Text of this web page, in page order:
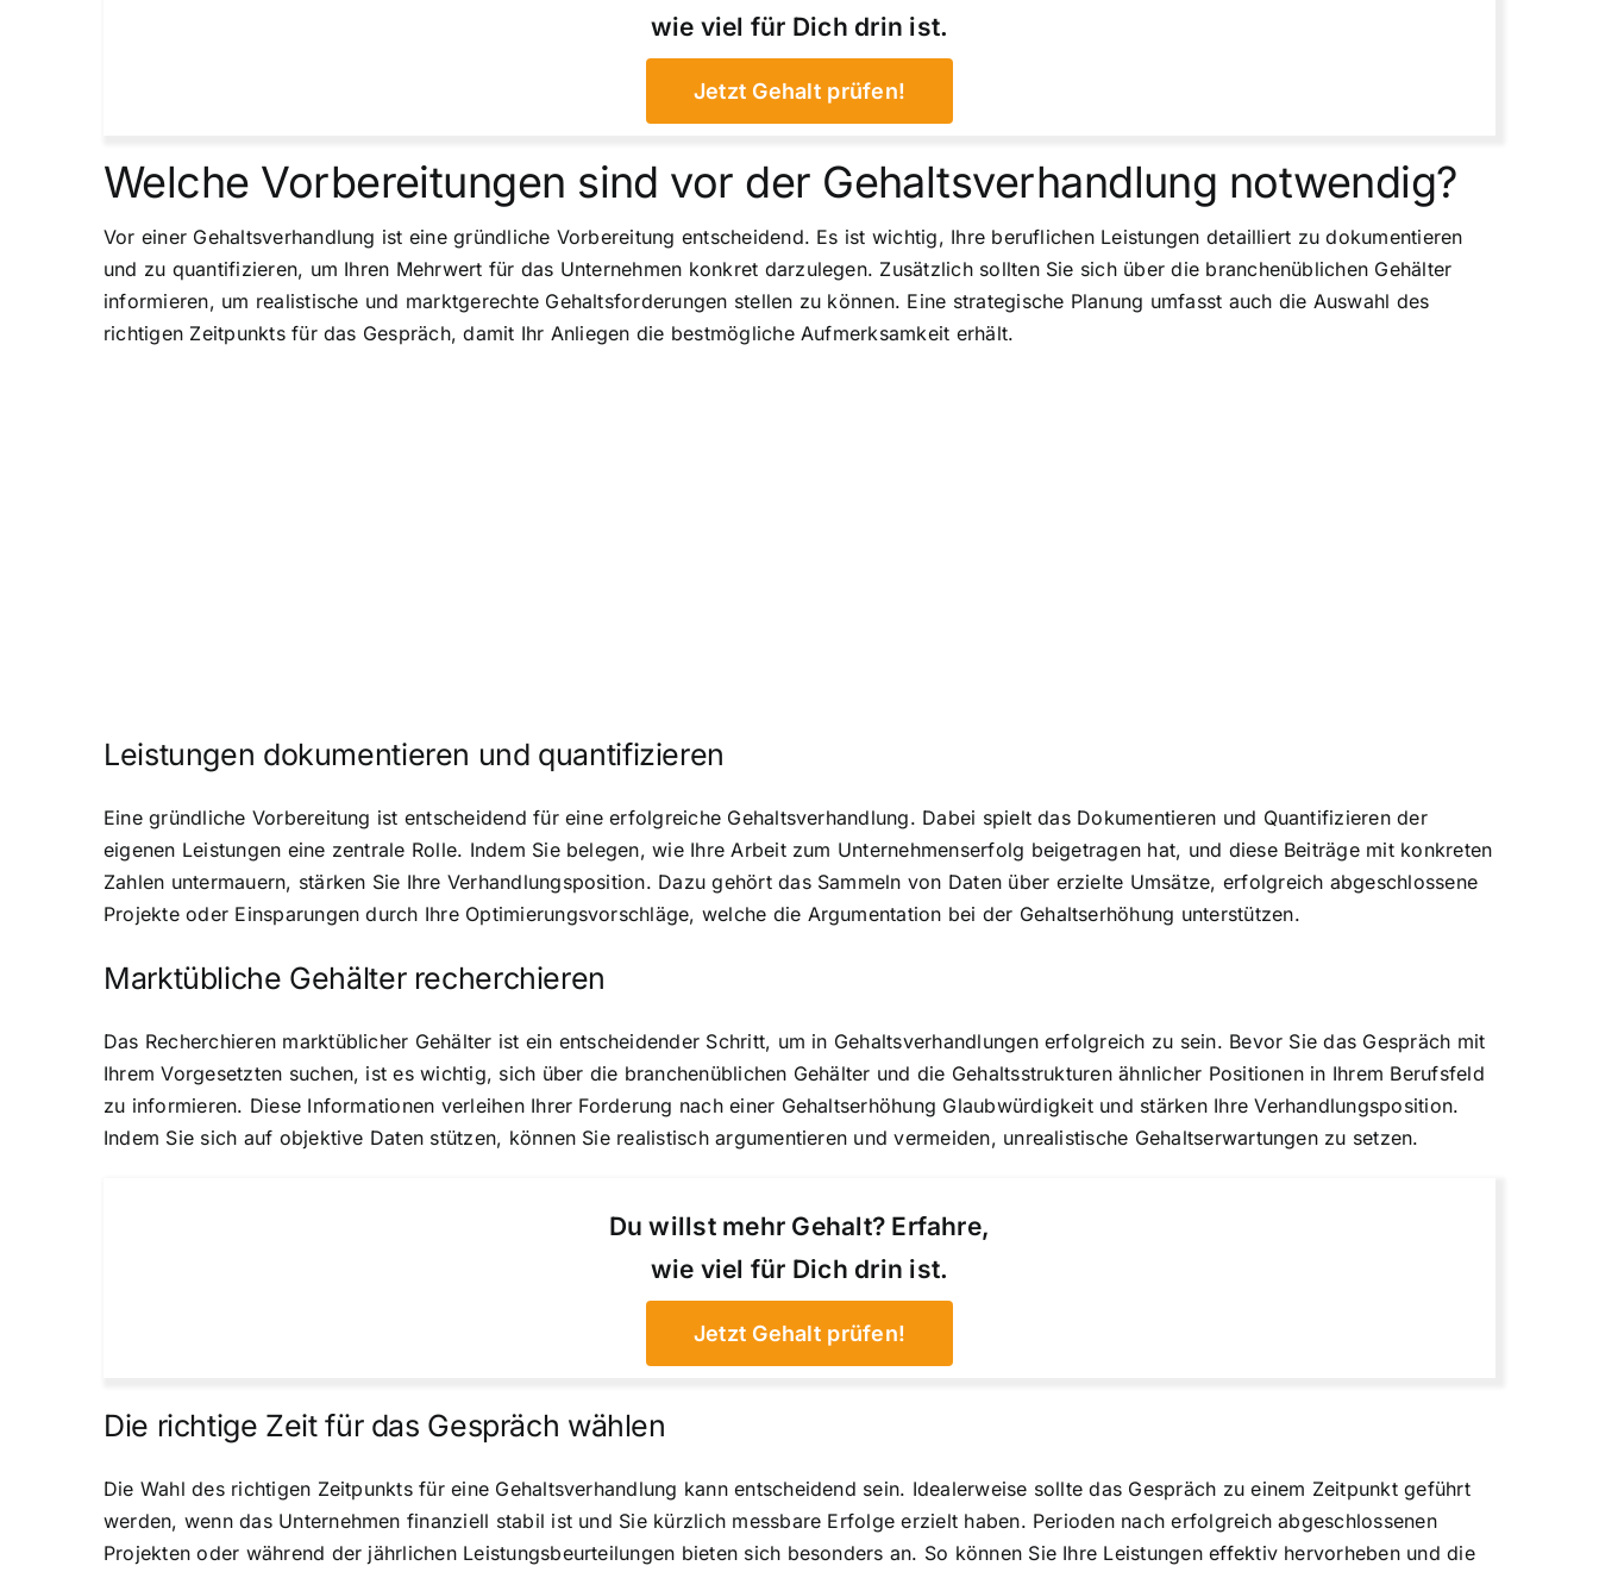
wie viel für Dich drin ist.
Jetzt Gehalt prüfen!
Welche Vorbereitungen sind vor der Gehaltsverhandlung notwendig?
Vor einer Gehaltsverhandlung ist eine gründliche Vorbereitung entscheidend. Es ist wichtig, Ihre beruflichen Leistungen detailliert zu dokumentieren
und zu quantifizieren, um Ihren Mehrwert für das Unternehmen konkret darzulegen. Zusätzlich sollten Sie sich über die branchenüblichen Gehälter
informieren, um realistische und marktgerechte Gehaltsforderungen stellen zu können. Eine strategische Planung umfasst auch die Auswahl des
richtigen Zeitpunkts für das Gespräch, damit Ihr Anliegen die bestmögliche Aufmerksamkeit erhält.
Leistungen dokumentieren und quantifizieren
Eine gründliche Vorbereitung ist entscheidend für eine erfolgreiche Gehaltsverhandlung. Dabei spielt das Dokumentieren und Quantifizieren der
eigenen Leistungen eine zentrale Rolle. Indem Sie belegen, wie Ihre Arbeit zum Unternehmenserfolg beigetragen hat, und diese Beiträge mit konkreten
Zahlen untermauern, stärken Sie Ihre Verhandlungsposition. Dazu gehört das Sammeln von Daten über erzielte Umsätze, erfolgreich abgeschlossene
Projekte oder Einsparungen durch Ihre Optimierungsvorschläge, welche die Argumentation bei der Gehaltserhöhung unterstützen.
Marktübliche Gehälter recherchieren
Das Recherchieren marktüblicher Gehälter ist ein entscheidender Schritt, um in Gehaltsverhandlungen erfolgreich zu sein. Bevor Sie das Gespräch mit
Ihrem Vorgesetzten suchen, ist es wichtig, sich über die branchenüblichen Gehälter und die Gehaltsstrukturen ähnlicher Positionen in Ihrem Berufsfeld
zu informieren. Diese Informationen verleihen Ihrer Forderung nach einer Gehaltserhöhung Glaubwürdigkeit und stärken Ihre Verhandlungsposition.
Indem Sie sich auf objektive Daten stützen, können Sie realistisch argumentieren und vermeiden, unrealistische Gehaltserwartungen zu setzen.
Du willst mehr Gehalt? Erfahre,
wie viel für Dich drin ist.
Jetzt Gehalt prüfen!
Die richtige Zeit für das Gespräch wählen
Die Wahl des richtigen Zeitpunkts für eine Gehaltsverhandlung kann entscheidend sein. Idealerweise sollte das Gespräch zu einem Zeitpunkt geführt
werden, wenn das Unternehmen finanziell stabil ist und Sie kürzlich messbare Erfolge erzielt haben. Perioden nach erfolgreich abgeschlossenen
Projekten oder während der jährlichen Leistungsbeurteilungen bieten sich besonders an. So können Sie Ihre Leistungen effektiv hervorheben und die